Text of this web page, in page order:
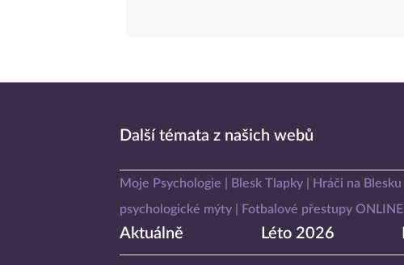
Další témata z našich webů
Moje Psychologie Blesk Tlapky Hráči na Blesku
psychologické mýty
Fotbalové přestupy ONLINE
Aktuálně Léto 2026